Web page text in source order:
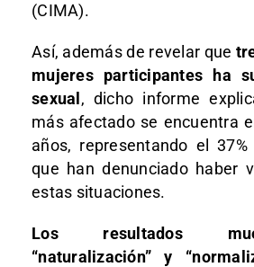
(CIMA).
Así, además de revelar que
mujeres participantes ha
sexual , dicho informe
más afectado se encuentra
años, representando el
que han denunciado haber
estas situaciones.
Los resultados
“naturalización” y